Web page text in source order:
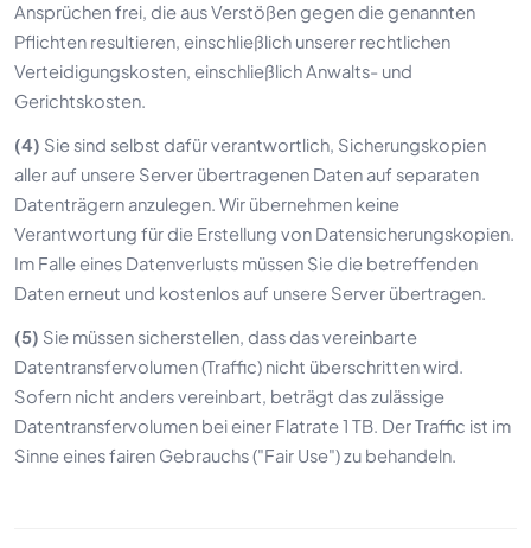
Ansprüchen frei, die aus Verstößen gegen die genannten
Pflichten resultieren, einschließlich unserer rechtlichen
Verteidigungskosten, einschließlich Anwalts- und
Gerichtskosten.
(4) Sie sind selbst dafür verantwortlich, Sicherungskopien
aller auf unsere Server übertragenen Daten auf separaten
Datenträgern anzulegen. Wir übernehmen keine
Verantwortung für die Erstellung von Datensicherungskopien.
Im Falle eines Datenverlusts müssen Sie die betreffenden
Daten erneut und kostenlos auf unsere Server übertragen.
(5) Sie müssen sicherstellen, dass das vereinbarte
Datentransfervolumen (Traffic) nicht überschritten wird.
Sofern nicht anders vereinbart, beträgt das zulässige
Datentransfervolumen bei einer Flatrate 1 TB. Der Traffic ist im
Sinne eines fairen Gebrauchs ("Fair Use") zu behandeln.